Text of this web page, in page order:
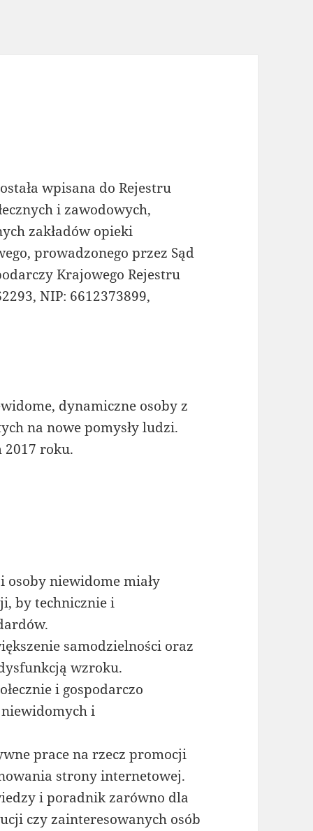
wpisana do Rejestru
i zawodowych,
zakładów opieki
prowadzonego przez Sąd
Krajowego Rejestru
NIP: 6612373899,
dynamiczne osoby z
na nowe pomysły ludzi.
2017 roku.
osoby niewidome miały
by technicznie i
samodzielności oraz
wzroku.
i gospodarczo
niewidomych i
prace na rzecz promocji
strony internetowej.
i poradnik zarówno dla
czy zainteresowanych osób